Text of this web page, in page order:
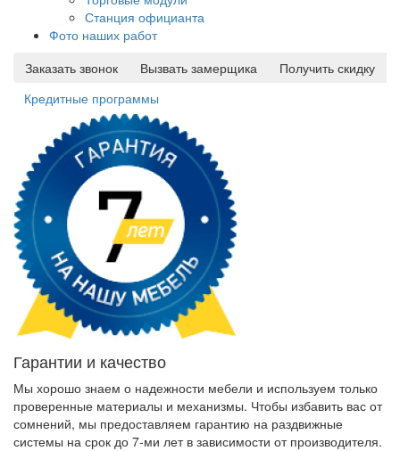
Станция официанта
Фото наших работ
Заказать звонок
Вызвать замерщика
Получить скидку
Кредитные программы
Гарантии и качество
Мы хорошо знаем о надежности мебели и используем только
проверенные материалы и механизмы. Чтобы избавить вас от
сомнений, мы предоставляем гарантию на раздвижные
системы на срок до 7-ми лет в зависимости от производителя.